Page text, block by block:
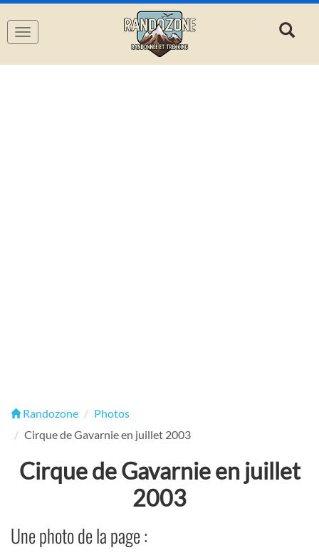
Navigation
Randozone
Photos
Cirque de Gavarnie en juillet 2003
Cirque de Gavarnie en juillet
2003
Une photo de la page :